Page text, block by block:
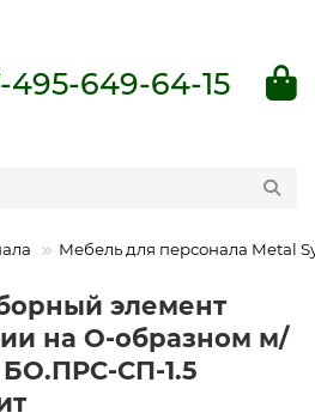
495-649-64-15
Мебель для персонала Metal
элемент
на О-образном м/
БО.ПРС-СП-1.5